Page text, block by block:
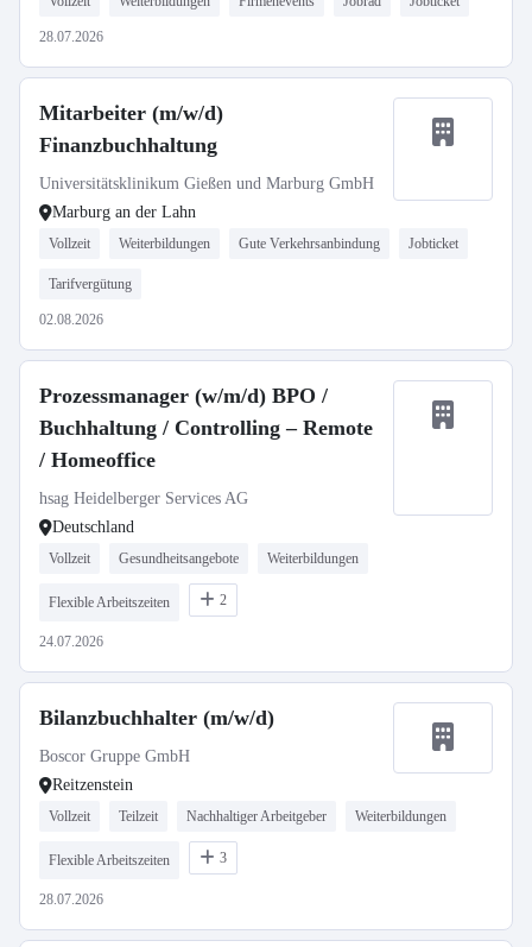
28.07.2026
Mitarbeiter (m/w/d)
Finanzbuchhaltung
Universitätsklinikum Gießen und Marburg GmbH
Marburg an der Lahn
Vollzeit Weiterbildungen Gute Verkehrsanbindung Jobticket
Tarifvergütung
02.08.2026
Prozessmanager (w/m/d) BPO /
Buchhaltung / Controlling – Remote
/ Homeoffice
hsag Heidelberger Services AG
Deutschland
Vollzeit Gesundheitsangebote Weiterbildungen
Flexible Arbeitszeiten 2
24.07.2026
Bilanzbuchhalter (m/w/d)
Boscor Gruppe GmbH
Reitzenstein
Vollzeit Teilzeit Nachhaltiger Arbeitgeber Weiterbildungen
Flexible Arbeitszeiten 3
28.07.2026